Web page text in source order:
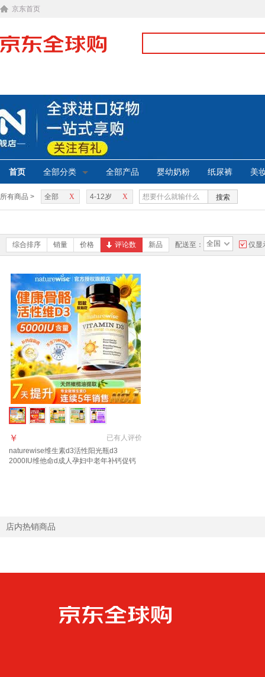
京东首页
首页 全部分类 全部产品 婴幼奶粉 纸尿裤 美
所有商品 > X
全部 X
4-12岁 搜索
综合排序 销量 价格 评论数 新品 配送至： 全国 仅显
已有人评价
￥
naturewise维生素d3活性阳光瓶d3
2000IU维他命d成人孕妇中老年补钙促钙
店内热销商品